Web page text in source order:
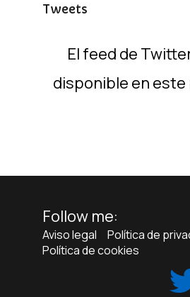
Tweets
El feed de
disponible en
Follow me:
Aviso legal
Política de
Política de cookies